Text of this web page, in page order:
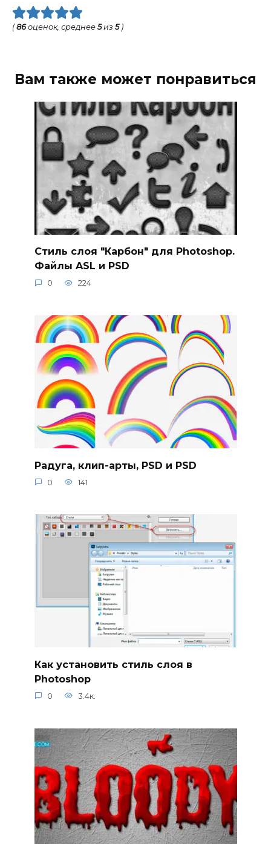
(86оценок, среднее 5из 5)
Вам также может понравиться
Стиль слоя "Карбон" для Photoshop.
Файлы ASL и PSD
0 224
Радуга, клип-арты, PSD и PSD
0 141
Как установить стиль слоя в
Photoshop
0 3.4к.